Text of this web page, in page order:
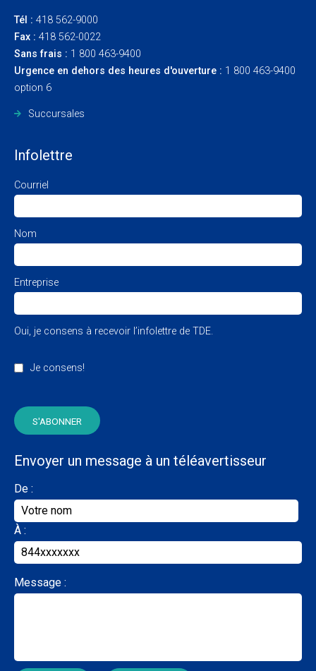
Tél : 418 562-9000
Fax : 418 562-0022
Sans frais : 1 800 463-9400
Urgence en dehors des heures d'ouverture : 1 800 463-9400
option 6
Succursales
Infolettre
Courriel
Nom
Entreprise
Oui, je consens à recevoir l’infolettre de TDE.
Je consens!
Envoyer un message à un téléavertisseur
De :
À :
Message :